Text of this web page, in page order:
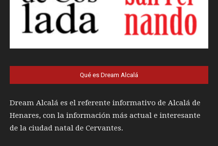
Qué es Dream Alcalá
Dream Alcalá es el referente informativo de Alcalá de
Henares, con la información más actual e interesante
de la ciudad natal de Cervantes.